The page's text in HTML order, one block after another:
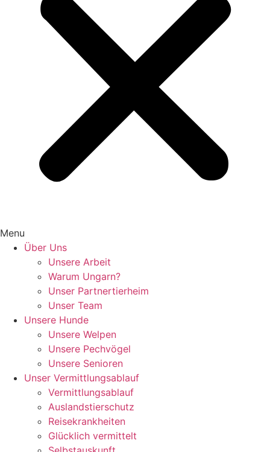
Menu
Über Uns
Unsere Arbeit
Warum Ungarn?
Unser Partnertierheim
Unser Team
Unsere Hunde
Unsere Welpen
Unsere Pechvögel
Unsere Senioren
Unser Vermittlungsablauf
Vermittlungsablauf
Auslandstierschutz
Reisekrankheiten
Glücklich vermittelt